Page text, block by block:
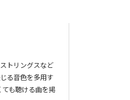
トリングスなど
る音色を多用す
も聴ける曲を掲